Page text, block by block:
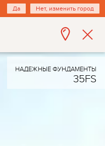
Да Нет, изменить город
НАДЕЖНЫЕ ФУНДАМЕНТЫ
35FS